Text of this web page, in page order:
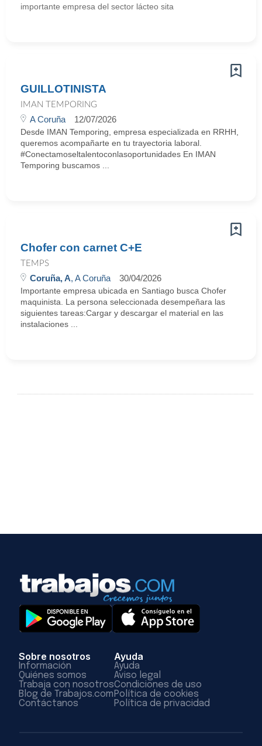
importante empresa del sector lácteo sita
GUILLOTINISTA
IMAN TEMPORING
A Coruña 12/07/2026
Desde IMAN Temporing, empresa especializada en RRHH,
queremos acompañarte en tu trayectoria laboral.
#Conectamoseltalentoconlasoportunidades En IMAN
Temporing buscamos ...
Chofer con carnet C+E
TEMPS
Coruña, A, A Coruña 30/04/2026
Importante empresa ubicada en Santiago busca Chofer
maquinista. La persona seleccionada desempeñara las
siguientes tareas:Cargar y descargar el material en las
instalaciones ...
Sobre nosotros
Información
Quiénes somos
Trabaja con nosotros
Blog de Trabajos.com
Contáctanos
Ayuda
Ayuda
Aviso legal
Condiciones de uso
Política de cookies
Política de privacidad